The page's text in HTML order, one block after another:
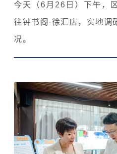
今天（6月26日）下午，
往钟书阁·徐汇店，实地调
况。